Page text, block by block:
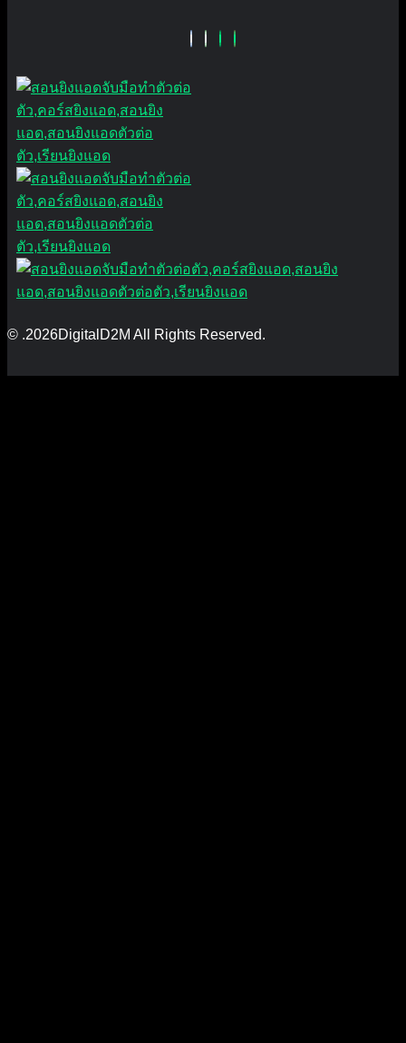
© .2026DigitalD2M All Rights Reserved.